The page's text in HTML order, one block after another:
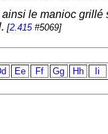
le manioc grillé
[2.415#5069]
Ee Ff Gg Hh Ii